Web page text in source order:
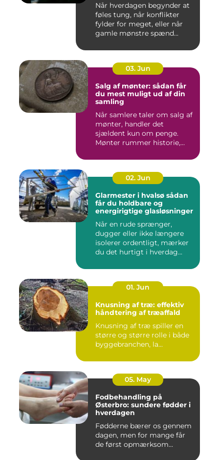
Når hverdagen begynder at
føles tung, når konflikter
fylder for meget, eller når
gamle mønstre spænd...
03. Jun
Salg af mønter: sådan får
du mest muligt ud af din
samling
Når samlere taler om salg af
mønter, handler det
sjældent kun om penge.
Mønter rummer historie,
02. Jun
Glarmester i hvalsø sådan
får du holdbare og
energirigtige glasløsninger
Når en rude sprænger,
dugger eller ikke længere
isolerer ordentligt, mærker
du det hurtigt i hverdag...
01. Jun
Knusning af træ: effektiv
håndtering af træaffald
Knusning af træ spiller en
større og større rolle i både
byggebranchen, la...
05. May
Fodbehandling på
Østerbro: sundere fødder i
hverdagen
Fødderne bærer os gennem
dagen, men for mange får
de først opmærksom...